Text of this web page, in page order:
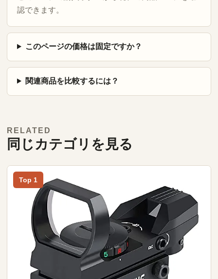
認できます。
このページの価格は固定ですか？
関連商品を比較するには？
RELATED
同じカテゴリを見る
Top 1